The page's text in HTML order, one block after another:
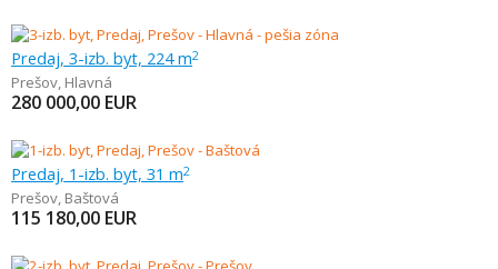
Predaj, 3-izb. byt, 224 m2
Prešov, Hlavná
280 000,00 EUR
Predaj, 1-izb. byt, 31 m2
Prešov, Baštová
115 180,00 EUR